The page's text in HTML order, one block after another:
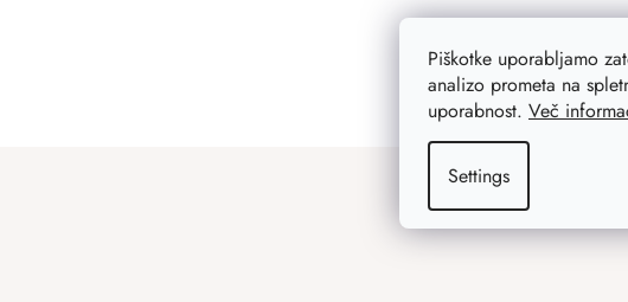
Piškotke uporabljamo
analizo prometa na
uporabnost. Več
Settings